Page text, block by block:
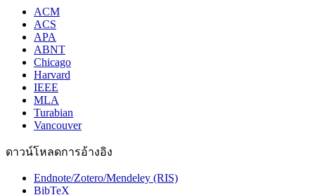
ACM
ACS
APA
ABNT
Chicago
Harvard
IEEE
MLA
Turabian
Vancouver
ดาวน์โหลดการอ้างอิง
Endnote/Zotero/Mendeley (RIS)
BibTeX